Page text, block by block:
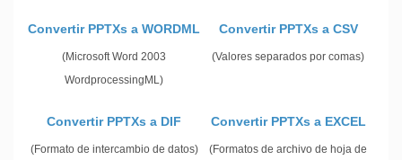
Convertir PPTXs a WORDML
(Microsoft Word 2003
WordprocessingML)
Convertir PPTXs a CSV
(Valores separados por comas)
Convertir PPTXs a DIF
(Formato de intercambio de datos)
Convertir PPTXs a EXCEL
(Formatos de archivo de hoja de